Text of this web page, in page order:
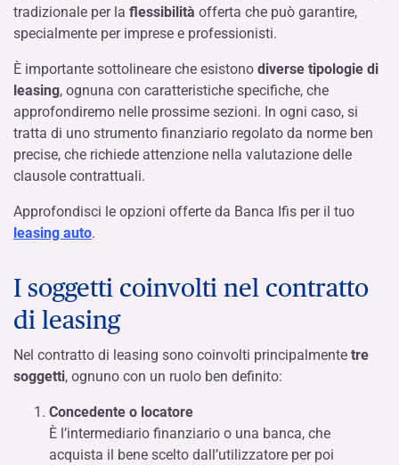
tradizionale per la flessibilità offerta che può garantire,
specialmente per imprese e professionisti.
È importante sottolineare che esistono diverse tipologie di
leasing, ognuna con caratteristiche specifiche, che
approfondiremo nelle prossime sezioni. In ogni caso, si
tratta di uno strumento finanziario regolato da norme ben
precise, che richiede attenzione nella valutazione delle
clausole contrattuali.
Approfondisci le opzioni offerte da Banca Ifis per il tuo
leasing auto.
I soggetti coinvolti nel contratto
di leasing
Nel contratto di leasing sono coinvolti principalmente tre
soggetti, ognuno con un ruolo ben definito:
Concedente o locatore
È l’intermediario finanziario o una banca, che
acquista il bene scelto dall’utilizzatore per poi